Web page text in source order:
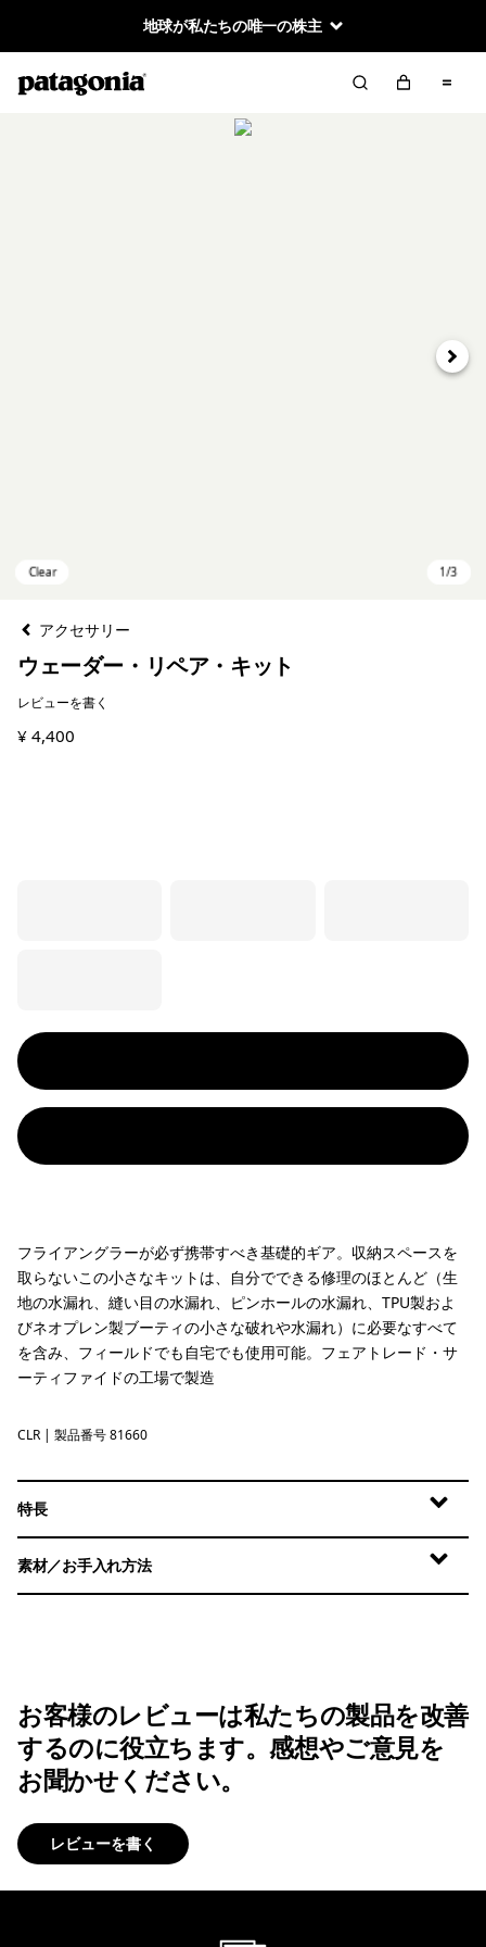
地球が私たちの唯一の株主
次へ
アクセサリー
ウェーダー・リペア・キット
レビューを書く
¥ 4,400
フライアングラーが必ず携帯すべき基礎的ギア。収納スペースを
取らないこの小さなキットは、自分でできる修理のほとんど（生
地の水漏れ、縫い目の水漏れ、ピンホールの水漏れ、TPU製およ
びネオプレン製ブーティの小さな破れや水漏れ）に必要なすべて
を含み、フィールドでも自宅でも使用可能。フェアトレード・サ
ーティファイドの工場で製造
Clear
CLR | 製品番号 81660
特長
素材／お手入れ方法
お客様のレビューは私たちの製品を改善
するのに役立ちます。感想やご意見を
お聞かせください。
レビューを書く